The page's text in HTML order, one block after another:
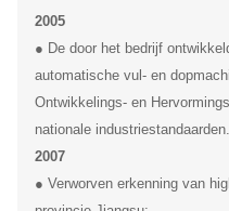
2005
● De door het bedrijf
automatische vul- en
Ontwikkelings- en
nationale industriestandaarden.
2007
● Verworven erkenning van